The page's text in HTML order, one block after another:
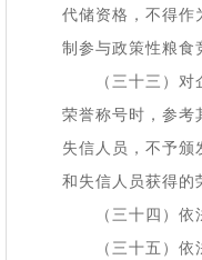
代储资格，不得作
制参与政策性粮食
（三十三）对企
荣誉称号时，参考
失信人员，不予颁
和失信人员获得的
（三十四）依法
（三十五）依法